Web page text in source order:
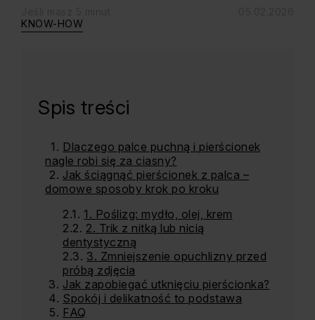
KNOW-HOW
Spis treści
Dlaczego palce puchną i pierścionek
nagle robi się za ciasny?
Jak ściągnąć pierścionek z palca –
domowe sposoby krok po kroku
1. Poślizg: mydło, olej, krem
2. Trik z nitką lub nicią
dentystyczną
3. Zmniejszenie opuchlizny przed
próbą zdjęcia
Jak zapobiegać utknięciu pierścionka?
Spokój i delikatność to podstawa
FAQ